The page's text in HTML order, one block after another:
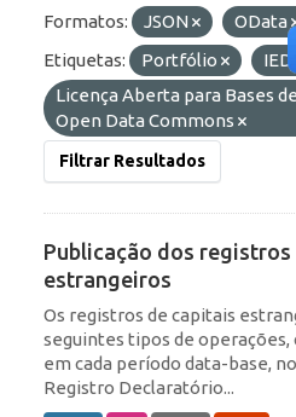
Formatos: JSON OData
Etiquetas:
Portfólio IED
Licença Aberta para Bases
Open Data Commons
Filtrar Resultados
Publicação dos
estrangeiros
Os registros de capitais
seguintes tipos de operações,
em cada período data-base,
Registro Declaratório...